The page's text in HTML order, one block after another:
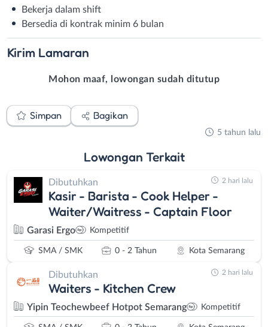
Bekerja dalam shift
Bersedia di kontrak minim 6 bulan
Kirim Lamaran
Mohon maaf, lowongan sudah ditutup
Simpan Bagikan
5 tahun lalu
Lowongan Terkait
Dibutuhkan
Kasir - Barista - Cook Helper -
Waiter/Waitress - Captain Floor
Garasi Ergo Kompetitif
SMA / SMK 0 - 2 Tahun Kota Semarang
2 hari lalu
Dibutuhkan
Waiters - Kitchen Crew
Yipin Teochewbeef Hotpot Semarang Kompetitif
2 hari lalu